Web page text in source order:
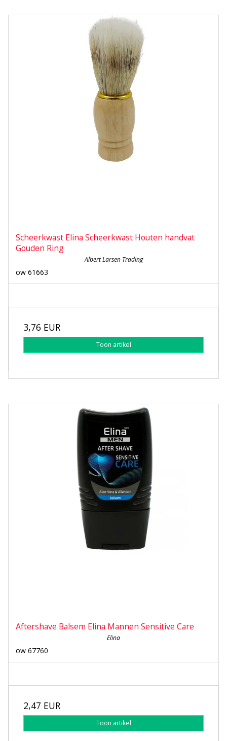
Scheerkwast Elina Scheerkwast Houten handvat
Gouden Ring
Albert Larsen Trading
ow 61663
3,76 EUR
Toon artikel
Aftershave Balsem Elina Mannen Sensitive Care
Elina
ow 67760
2,47 EUR
Toon artikel